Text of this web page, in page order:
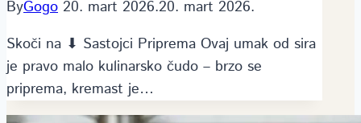
ByGogo 20. mart 2026.20. mart 2026.
Skoči na ⬇ Sastojci Priprema Ovaj umak od sira
je pravo malo kulinarsko čudo – brzo se
priprema, kremast je…